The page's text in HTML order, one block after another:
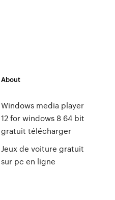
About
Windows media player
12 for windows 8 64 bit
gratuit télécharger
Jeux de voiture gratuit
sur pc en ligne